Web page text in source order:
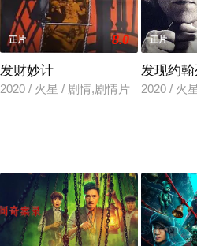
正片 8.0
发财妙计
2020 / 火星 / 剧情,剧情片
正片
发现约
2020 / 火